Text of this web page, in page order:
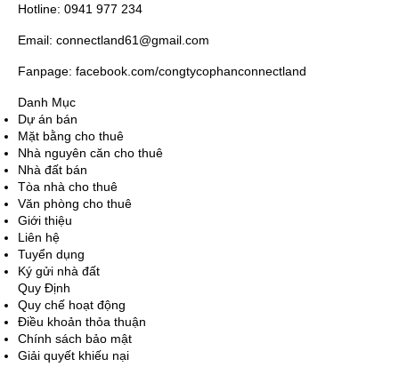
Hotline: 0941 977 234
Email: connectland61@gmail.com
Fanpage: facebook.com/congtycophanconnectland
Danh Mục
Dự án bán
Mặt bằng cho thuê
Nhà nguyên căn cho thuê
Nhà đất bán
Tòa nhà cho thuê
Văn phòng cho thuê
Giới thiệu
Liên hệ
Tuyển dụng
Ký gửi nhà đất
Quy Định
Quy chế hoạt động
Điều khoản thỏa thuận
Chính sách bảo mật
Giải quyết khiếu nại